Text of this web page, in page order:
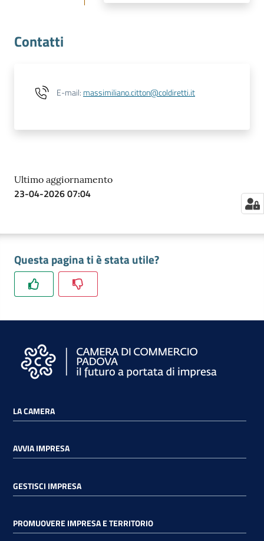
su
Contatti
E-mail: massimiliano.citton@coldiretti.it
Ultimo aggiornamento
23-04-2026 07:04
Questa pagina ti è stata utile?
LA CAMERA
AVVIA IMPRESA
GESTISCI IMPRESA
PROMUOVERE IMPRESA E TERRITORIO